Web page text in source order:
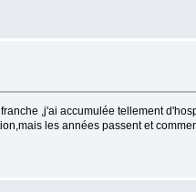
,j'ai accumulée tellement
les années passent et